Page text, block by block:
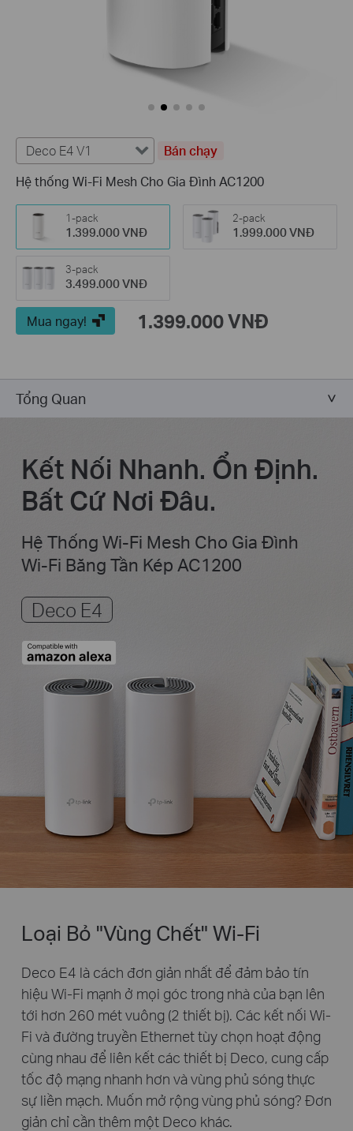
Deco E4 V1
Bán chạy
Hệ thống Wi-Fi Mesh Cho Gia Đình AC1200
1-pack
1.399.000 VNĐ
2-pack
1.999.000 VNĐ
3-pack
3.499.000 VNĐ
Mua ngay! 1.399.000 VNĐ
Tổng Quan
Kết Nối Nhanh. Ổn Định.
Bất Cứ Nơi Đâu.
Hệ Thống Wi-Fi Mesh Cho Gia Đình
Wi-Fi Băng Tần Kép AC1200
Deco E4
Loại Bỏ "Vùng Chết" Wi-Fi
Deco E4 là cách đơn giản nhất để đảm bảo tín
hiệu Wi-Fi mạnh ở mọi góc trong nhà của bạn lên
tới hơn 260 mét vuông (2 thiết bị). Các kết nối Wi-
Fi và đường truyền Ethernet tùy chọn hoạt động
cùng nhau để liên kết các thiết bị Deco, cung cấp
tốc độ mạng nhanh hơn và vùng phủ sóng thực
sự liền mạch. Muốn mở rộng vùng phủ sóng? Đơn
giản chỉ cần thêm một Deco khác.